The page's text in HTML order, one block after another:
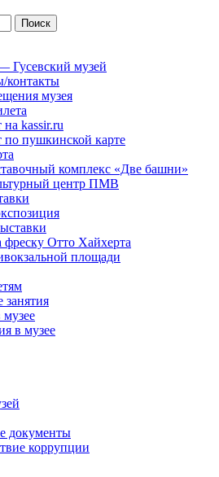
Поиск
Гусевский музей
контакты
музея
kassir.ru
по пушкинской карте
комплекс «Две башни»
центр ПМВ
фреску Отто Хайхерта
площади
занятия
в музее
документы
коррупции